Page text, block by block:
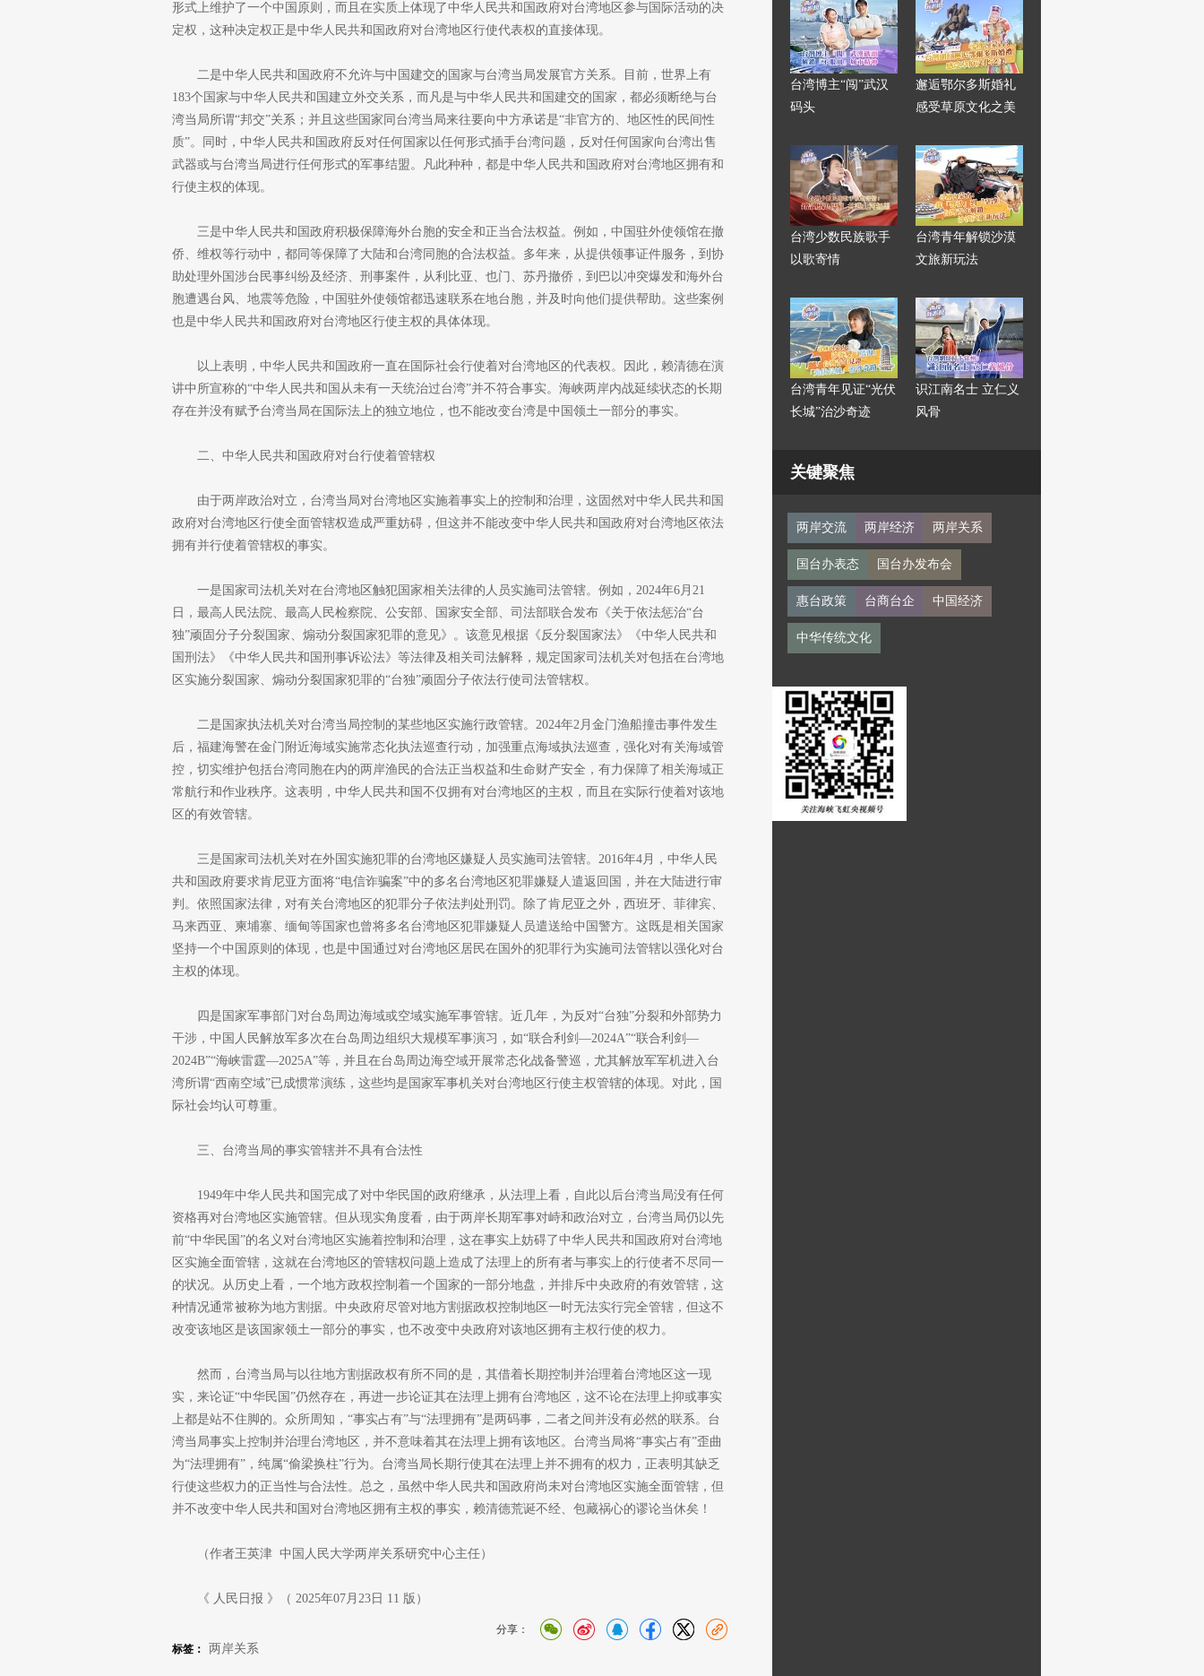
形式上维护了一个中国原则，而且在实质上体现了中华人民共和国政府对台湾地区参与国际活动的决
定权，这种决定权正是中华人民共和国政府对台湾地区行使代表权的直接体现。
二是中华人民共和国政府不允许与中国建交的国家与台湾当局发展官方关系。目前，世界上有
183个国家与中华人民共和国建立外交关系，而凡是与中华人民共和国建交的国家，都必须断绝与台
湾当局所谓“邦交”关系；并且这些国家同台湾当局来往要向中方承诺是“非官方的、地区性的民间性
质”。同时，中华人民共和国政府反对任何国家以任何形式插手台湾问题，反对任何国家向台湾出售
武器或与台湾当局进行任何形式的军事结盟。凡此种种，都是中华人民共和国政府对台湾地区拥有和
行使主权的体现。
三是中华人民共和国政府积极保障海外台胞的安全和正当合法权益。例如，中国驻外使领馆在撤
侨、维权等行动中，都同等保障了大陆和台湾同胞的合法权益。多年来，从提供领事证件服务，到协
助处理外国涉台民事纠纷及经济、刑事案件，从利比亚、也门、苏丹撤侨，到巴以冲突爆发和海外台
胞遭遇台风、地震等危险，中国驻外使领馆都迅速联系在地台胞，并及时向他们提供帮助。这些案例
也是中华人民共和国政府对台湾地区行使主权的具体体现。
以上表明，中华人民共和国政府一直在国际社会行使着对台湾地区的代表权。因此，赖清德在演
讲中所宣称的“中华人民共和国从未有一天统治过台湾”并不符合事实。海峡两岸内战延续状态的长期
存在并没有赋予台湾当局在国际法上的独立地位，也不能改变台湾是中国领土一部分的事实。
二、中华人民共和国政府对台行使着管辖权
由于两岸政治对立，台湾当局对台湾地区实施着事实上的控制和治理，这固然对中华人民共和国
政府对台湾地区行使全面管辖权造成严重妨碍，但这并不能改变中华人民共和国政府对台湾地区依法
拥有并行使着管辖权的事实。
一是国家司法机关对在台湾地区触犯国家相关法律的人员实施司法管辖。例如，2024年6月21
日，最高人民法院、最高人民检察院、公安部、国家安全部、司法部联合发布《关于依法惩治“台
独”顽固分子分裂国家、煽动分裂国家犯罪的意见》。该意见根据《反分裂国家法》《中华人民共和
国刑法》《中华人民共和国刑事诉讼法》等法律及相关司法解释，规定国家司法机关对包括在台湾地
区实施分裂国家、煽动分裂国家犯罪的“台独”顽固分子依法行使司法管辖权。
二是国家执法机关对台湾当局控制的某些地区实施行政管辖。2024年2月金门渔船撞击事件发生
后，福建海警在金门附近海域实施常态化执法巡查行动，加强重点海域执法巡查，强化对有关海域管
控，切实维护包括台湾同胞在内的两岸渔民的合法正当权益和生命财产安全，有力保障了相关海域正
常航行和作业秩序。这表明，中华人民共和国不仅拥有对台湾地区的主权，而且在实际行使着对该地
区的有效管辖。
三是国家司法机关对在外国实施犯罪的台湾地区嫌疑人员实施司法管辖。2016年4月，中华人民
共和国政府要求肯尼亚方面将“电信诈骗案”中的多名台湾地区犯罪嫌疑人遣返回国，并在大陆进行审
判。依照国家法律，对有关台湾地区的犯罪分子依法判处刑罚。除了肯尼亚之外，西班牙、菲律宾、
马来西亚、柬埔寨、缅甸等国家也曾将多名台湾地区犯罪嫌疑人员遣送给中国警方。这既是相关国家
坚持一个中国原则的体现，也是中国通过对台湾地区居民在国外的犯罪行为实施司法管辖以强化对台
主权的体现。
四是国家军事部门对台岛周边海域或空域实施军事管辖。近几年，为反对“台独”分裂和外部势力
干涉，中国人民解放军多次在台岛周边组织大规模军事演习，如“联合利剑—2024A”“联合利剑—
2024B”“海峡雷霆—2025A”等，并且在台岛周边海空域开展常态化战备警巡，尤其解放军军机进入台
湾所谓“西南空域”已成惯常演练，这些均是国家军事机关对台湾地区行使主权管辖的体现。对此，国
际社会均认可尊重。
三、台湾当局的事实管辖并不具有合法性
1949年中华人民共和国完成了对中华民国的政府继承，从法理上看，自此以后台湾当局没有任何
资格再对台湾地区实施管辖。但从现实角度看，由于两岸长期军事对峙和政治对立，台湾当局仍以先
前“中华民国”的名义对台湾地区实施着控制和治理，这在事实上妨碍了中华人民共和国政府对台湾地
区实施全面管辖，这就在台湾地区的管辖权问题上造成了法理上的所有者与事实上的行使者不尽同一
的状况。从历史上看，一个地方政权控制着一个国家的一部分地盘，并排斥中央政府的有效管辖，这
种情况通常被称为地方割据。中央政府尽管对地方割据政权控制地区一时无法实行完全管辖，但这不
改变该地区是该国家领土一部分的事实，也不改变中央政府对该地区拥有主权行使的权力。
然而，台湾当局与以往地方割据政权有所不同的是，其借着长期控制并治理着台湾地区这一现
实，来论证“中华民国”仍然存在，再进一步论证其在法理上拥有台湾地区，这不论在法理上抑或事实
上都是站不住脚的。众所周知，“事实占有”与“法理拥有”是两码事，二者之间并没有必然的联系。台
湾当局事实上控制并治理台湾地区，并不意味着其在法理上拥有该地区。台湾当局将“事实占有”歪曲
为“法理拥有”，纯属“偷梁换柱”行为。台湾当局长期行使其在法理上并不拥有的权力，正表明其缺乏
行使这些权力的正当性与合法性。总之，虽然中华人民共和国政府尚未对台湾地区实施全面管辖，但
并不改变中华人民共和国对台湾地区拥有主权的事实，赖清德荒诞不经、包藏祸心的谬论当休矣！
（作者王英津 中国人民大学两岸关系研究中心主任）
《 人民日报 》（ 2025年07月23日 11 版）
分享：
标签：
两岸关系
台湾博主“闯”武汉
码头
邂逅鄂尔多斯婚礼
感受草原文化之美
台湾少数民族歌手
以歌寄情
台湾青年解锁沙漠
文旅新玩法
台湾青年见证“光伏
长城”治沙奇迹
识江南名士 立仁义
风骨
关键聚焦
两岸交流 两岸经济 两岸关系
国台办表态 国台办发布会
惠台政策 台商台企 中国经济
中华传统文化